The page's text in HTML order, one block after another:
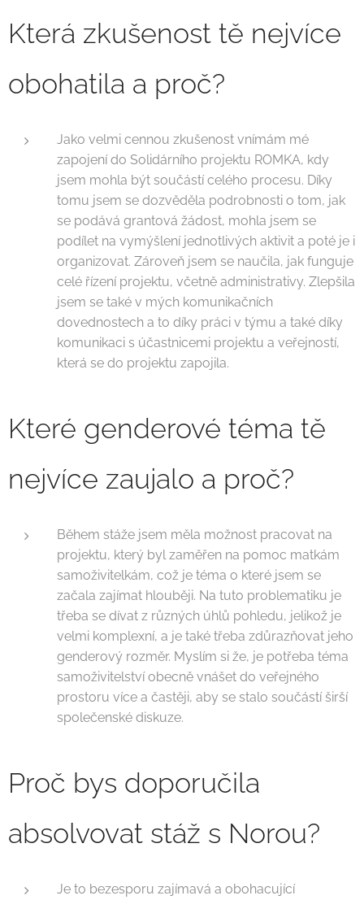
Která zkušenost tě nejvíce
obohatila a proč?
Jako velmi cennou zkušenost vnímám mé
zapojení do Solidárního projektu ROMKA, kdy
jsem mohla být součástí celého procesu. Díky
tomu jsem se dozvěděla podrobnosti o tom, jak
se podává grantová žádost, mohla jsem se
podílet na vymýšlení jednotlivých aktivit a poté je i
organizovat. Zároveň jsem se naučila, jak funguje
celé řízení projektu, včetně administrativy. Zlepšila
jsem se také v mých komunikačních
dovednostech a to díky práci v týmu a také díky
komunikaci s účastnicemi projektu a veřejností,
která se do projektu zapojila.
Které genderové téma tě
nejvíce zaujalo a proč?
Během stáže jsem měla možnost pracovat na
projektu, který byl zaměřen na pomoc matkám
samoživitelkám, což je téma o které jsem se
začala zajímat hlouběji. Na tuto problematiku je
třeba se dívat z různých úhlů pohledu, jelikož je
velmi komplexní, a je také třeba zdůrazňovat jeho
genderový rozměr. Myslím si že, je potřeba téma
samoživitelství obecně vnášet do veřejného
prostoru více a častěji, aby se stalo součástí širší
společenské diskuze.
Proč bys doporučila
absolvovat stáž s Norou?
Je to bezesporu zajímavá a obohacující